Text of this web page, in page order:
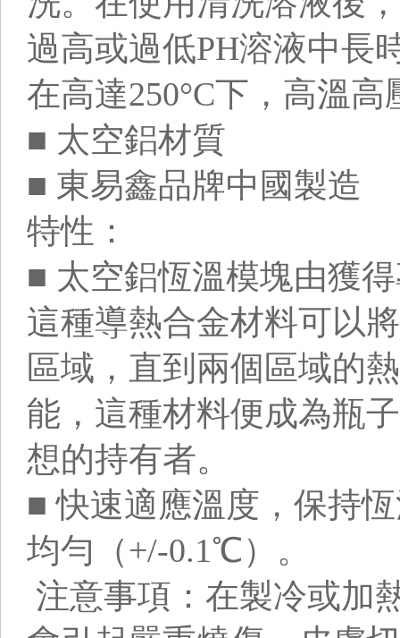
過高或過低PH溶液中長
在高達250°C下，高溫高
■ 太空鋁材質
■ 東易鑫品牌中國製造
特性：
■ 太空鋁恆溫模塊由獲
這種導熱合金材料可以
區域，直到兩個區域的
能，這種材料便成為瓶
想的持有者。
■ 快速適應溫度，保持
均勻（+/-0.1℃）。
注意事項：在製冷或加